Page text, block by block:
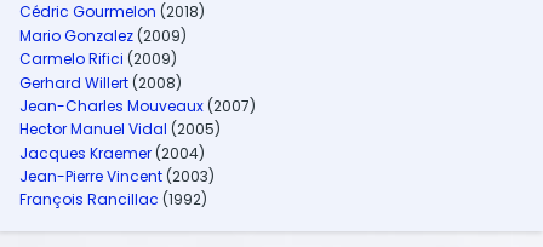
Cédric Gourmelon (2018)
Mario Gonzalez (2009)
Carmelo Rifici (2009)
Gerhard Willert (2008)
Jean-Charles Mouveaux (2007)
Hector Manuel Vidal (2005)
Jacques Kraemer (2004)
Jean-Pierre Vincent (2003)
François Rancillac (1992)